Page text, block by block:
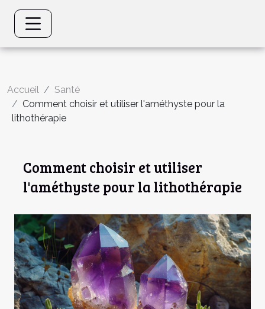
Accueil
Santé
Comment choisir et utiliser l'améthyste pour la
lithothérapie
Comment choisir et utiliser
l'améthyste pour la lithothérapie